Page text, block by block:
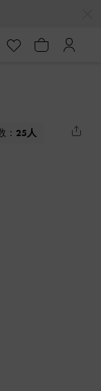
： 25人